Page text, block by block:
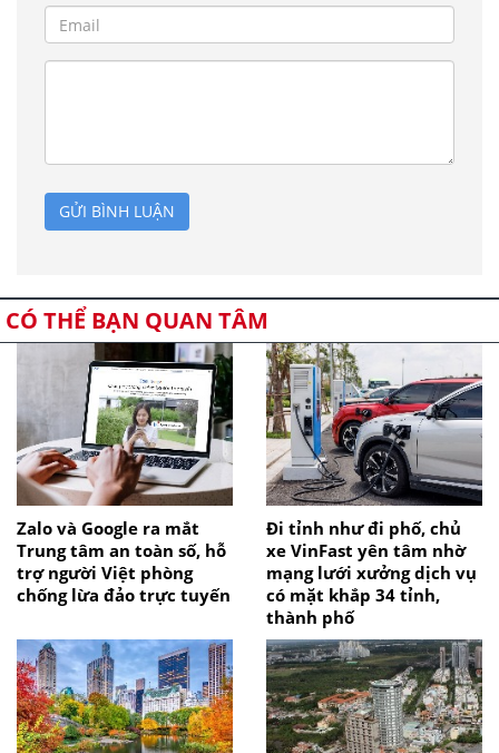
GỬI BÌNH LUẬN
CÓ THỂ BẠN QUAN TÂM
Zalo và Google ra mắt
Trung tâm an toàn số, hỗ
trợ người Việt phòng
chống lừa đảo trực tuyến
Đi tỉnh như đi phố, chủ
xe VinFast yên tâm nhờ
mạng lưới xưởng dịch vụ
có mặt khắp 34 tỉnh,
thành phố